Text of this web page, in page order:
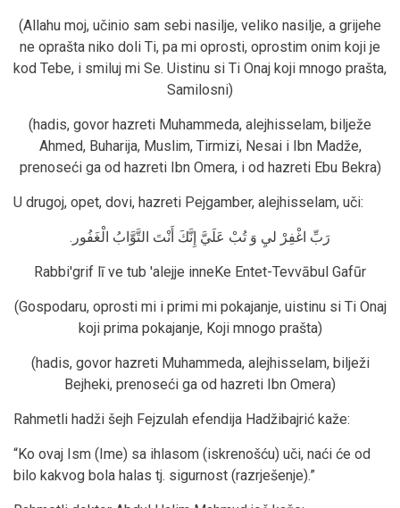
(Allahu moj, učinio sam sebi nasilje, veliko nasilje, a grijehe
ne oprašta niko doli Ti, pa mi oprosti, oprostim onim koji je
kod Tebe, i smiluj mi Se. Uistinu si Ti Onaj koji mnogo prašta,
Samilosni)
(hadis, govor hazreti Muhammeda, alejhisselam, bilježe
Ahmed, Buharija, Muslim, Tirmizi, Nesai i Ibn Madže,
prenoseći ga od hazreti Ibn Omera, i od hazreti Ebu Bekra)
U drugoj, opet, dovi, hazreti Pejgamber, alejhisselam, uči:
رَبِّ اغْفِرْ ليِ وَ تُبْ عَلَيَّ إِنَّكَ أَنْتَ التَّوَّابُ الْغَفُور.
Rabbi'grif lī ve tub 'alejje inneKe Entet-Tevvābul Gafūr
(Gospodaru, oprosti mi i primi mi pokajanje, uistinu si Ti Onaj
koji prima pokajanje, Koji mnogo prašta)
(hadis, govor hazreti Muhammeda, alejhisselam, bilježi
Bejheki, prenoseći ga od hazreti Ibn Omera)
Rahmetli hadži šejh Fejzulah efendija Hadžibajrić kaže:
“Ko ovaj Ism (Ime) sa ihlasom (iskrenošću) uči, naći će od
bilo kakvog bola halas tj. sigurnost (razrješenje).”